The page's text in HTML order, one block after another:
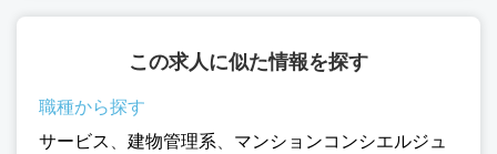
この求人に似た情報を探す
職種から探す
サービス
建物管理系
マンションコンシエルジュ